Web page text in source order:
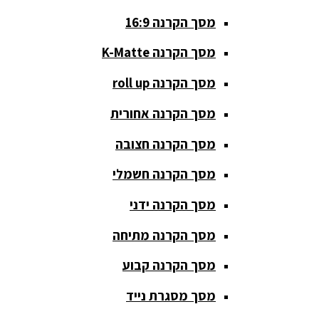
סאבים
וחצובות
ערכת קריוקי
שקטות
מערכות
הגברה
פלטות DJ
קונטרולים
מסך הקרנה 16:9
מסך הקרנה K-Matte
מסך הקרנה roll up
מסך הקרנה אחורית
מסך הקרנה חצובה
מסך הקרנה חשמלי
מסך הקרנה ידני
מסך הקרנה מתיחה
מסך הקרנה קבוע
מסך מסגרת נייד